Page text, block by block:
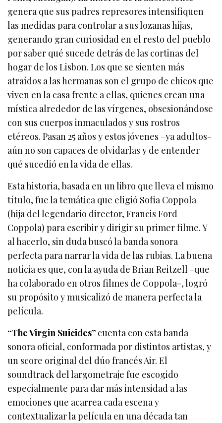
genera que sus padres represores intensifiquen
las medidas para controlar a sus lozanas hijas,
generando gran curiosidad en el resto del pueblo
por saber qué sucede detrás de las cortinas del
hogar de los Lisbon. Los que se sienten más
atraídos a las hermanas son el grupo de chicos que
viven en la casa frente a ellas, quienes crean una
mística alrededor de las vírgenes, obsesionándose
con sus cuerpos inmaculados y sus rostros
etéreos. Pasan 25 años y estos jóvenes –ya adultos-
aún no son capaces de olvidarlas y de entender
qué sucedió en la vida de ellas.
Esta historia, basada en un libro que lleva el mismo
título, fue la temática que eligió Sofia Coppola
(hija del legendario director, Francis Ford
Coppola) para escribir y dirigir su primer filme. Y
al hacerlo, sin duda buscó la banda sonora
perfecta para narrar la vida de las rubias. La buena
noticia es que, con la ayuda de Brian Reitzell -que
ha colaborado en otros filmes de Coppola-, logró
su propósito y musicalizó de manera perfecta la
película.
“The Virgin Suicides” cuenta con esta banda
sonora oficial, conformada por distintos artistas, y
un score original del dúo francés Air. El
soundtrack del largometraje fue escogido
especialmente para dar más intensidad a las
emociones que acarrea cada escena y
contextualizar la película en una década tan